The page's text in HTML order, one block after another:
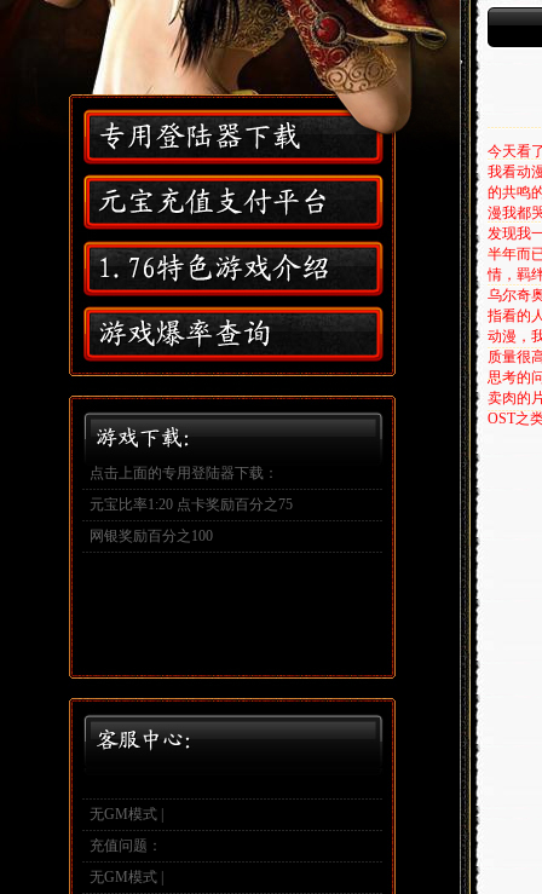
点击上面的专用登陆器下载：
元宝比率1:20 点卡奖励百分之75
网银奖励百分之100
无GM模式 |
充值问题：
无GM模式 |
,
今天看
我看动
的共鸣
漫我都
发现我
半年而
情，羁
乌尔奇
指看的
动漫，
质量很
思考的
卖肉的
OST之